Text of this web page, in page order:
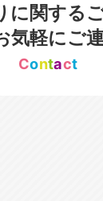
に関する
気軽にご
Contact